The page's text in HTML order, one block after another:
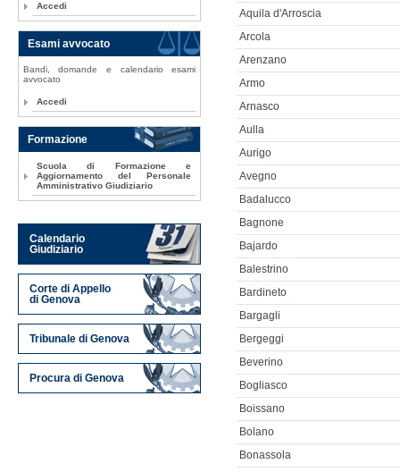
Aquila d'Arroscia
Arcola
Arenzano
Armo
Arnasco
Aulla
Aurigo
Avegno
Badalucco
Bagnone
Bajardo
Balestrino
Bardineto
Bargagli
Bergeggi
Beverino
Bogliasco
Boissano
Bolano
Bonassola
Accedi
Esami avvocato
Bandi, domande e calendario esami
avvocato
Accedi
Formazione
Scuola di Formazione e
Aggiornamento del Personale
Amministrativo Giudiziario
Calendario
Giudiziario
Corte di Appello
di Genova
Tribunale di Genova
Procura di Genova